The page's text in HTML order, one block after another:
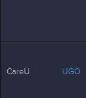
CareU UGO